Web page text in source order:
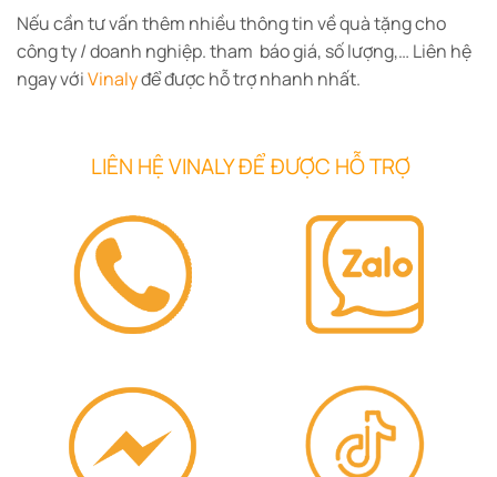
Nếu cần tư vấn thêm nhiều thông tin về quà tặng cho
công ty / doanh nghiệp. tham báo giá, số lượng,… Liên hệ
ngay vớiVinalyđể được hỗ trợ nhanh nhất.
LIÊN HỆ VINALY ĐỂ ĐƯỢC HỖ TRỢ